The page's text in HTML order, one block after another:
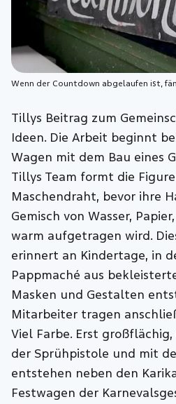
Wenn der Countdown abgelaufen ist,
Tillys Beitrag zum
Ideen. Die Arbeit beginnt
Wagen mit dem Bau eines
Tillys Team formt die
Maschendraht, bevor ihre
Gemisch von Wasser,
warm aufgetragen wird.
erinnert an Kindertage, in
Pappmaché aus
Masken und Gestalten
Mitarbeiter tragen
Viel Farbe. Erst
der Sprühpistole und mit
entstehen neben den
Festwagen der